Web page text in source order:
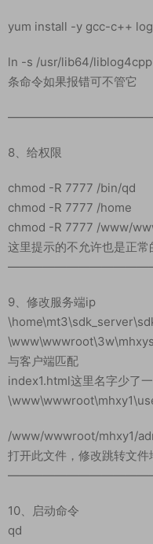
yum install -y gcc-c++
ln -s /usr/lib64/
条命令如果报错可不管它
8、给权限
chmod -R 7777 /bin/qd
chmod -R 7777 /home
chmod -R 7777 /www/
这里提示的不允许也是正常
9、修改服务端ip
与客户端匹配
index1.html这里名字少了一
/www/wwwroot/mhxy1/
打开此文件，修改跳转文
10、启动命令
qd